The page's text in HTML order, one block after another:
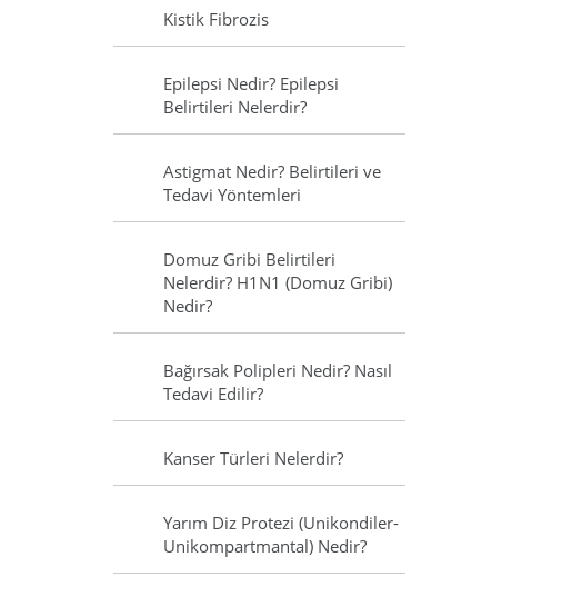
Kistik Fibrozis
Epilepsi Nedir? Epilepsi
Belirtileri Nelerdir?
Astigmat Nedir? Belirtileri ve
Tedavi Yöntemleri
Domuz Gribi Belirtileri
Nelerdir? H1N1 (Domuz Gribi)
Nedir?
Bağırsak Polipleri Nedir? Nasıl
Tedavi Edilir?
Kanser Türleri Nelerdir?
Yarım Diz Protezi (Unikondiler-
Unikompartmantal) Nedir?